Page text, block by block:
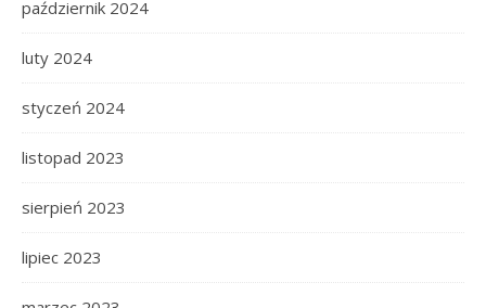
październik 2024
luty 2024
styczeń 2024
listopad 2023
sierpień 2023
lipiec 2023